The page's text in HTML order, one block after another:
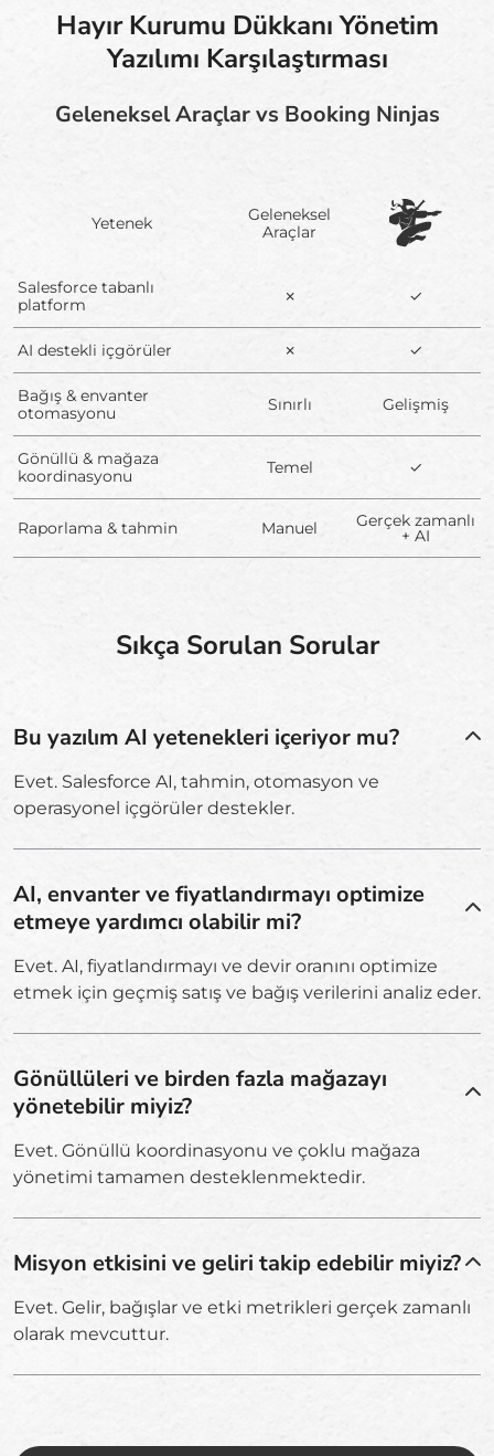
Hayır Kurumu Dükkanı Yönetim
Yazılımı Karşılaştırması
Geleneksel Araçlar vs Booking Ninjas
Yetenek
Geleneksel
Araçlar
Salesforce tabanlı
platform
✗ ✓
AI destekli içgörüler ✗ ✓
Bağış & envanter
otomasyonu
Sınırlı Gelişmiş
Gönüllü & mağaza
koordinasyonu
Temel ✓
Raporlama & tahmin Manuel Gerçek zamanlı
+ AI
Sıkça Sorulan Sorular
Bu yazılım AI yetenekleri içeriyor mu?
Evet. Salesforce AI, tahmin, otomasyon ve
operasyonel içgörüler destekler.
AI, envanter ve fiyatlandırmayı optimize
etmeye yardımcı olabilir mi?
Evet. AI, fiyatlandırmayı ve devir oranını optimize
etmek için geçmiş satış ve bağış verilerini analiz eder.
Gönüllüleri ve birden fazla mağazayı
yönetebilir miyiz?
Evet. Gönüllü koordinasyonu ve çoklu mağaza
yönetimi tamamen desteklenmektedir.
Misyon etkisini ve geliri takip edebilir miyiz?
Evet. Gelir, bağışlar ve etki metrikleri gerçek zamanlı
olarak mevcuttur.